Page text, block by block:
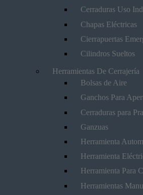
Cerraduras Uso
Chapas Eléctricas
Cierrapuertas
Cilindros Sueltos
Herramientas De Cerrajería
Bolsas de Aire
Ganchos Para
Cerraduras para
Ganzuas
Herramienta
Herramienta
Herramienta Para
Herramientas